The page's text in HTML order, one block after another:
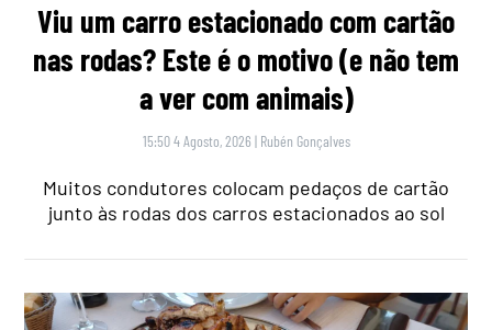
Viu um carro estacionado com cartão
nas rodas? Este é o motivo (e não tem
a ver com animais)
15:50 4 Agosto, 2026 | Rubén Gonçalves
Muitos condutores colocam pedaços de cartão
junto às rodas dos carros estacionados ao sol